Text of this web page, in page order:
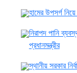
হামের উপসর্গ
নিরাপদ পানি
প্রধানমন্ত্রীর
স্থানীয় সরকার